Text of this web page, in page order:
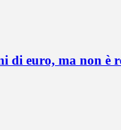
di euro, ma non è